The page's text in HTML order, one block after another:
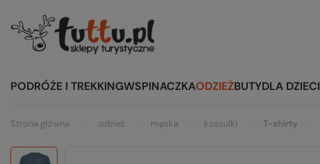
PODRÓŻE I TREKKINGWSPINACZKAODZIEŻBUTYDLA DZIECI
Strona główna odzież męska koszulki T-shirty